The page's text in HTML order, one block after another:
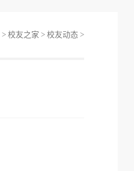
>校友之家 >校友动态 >